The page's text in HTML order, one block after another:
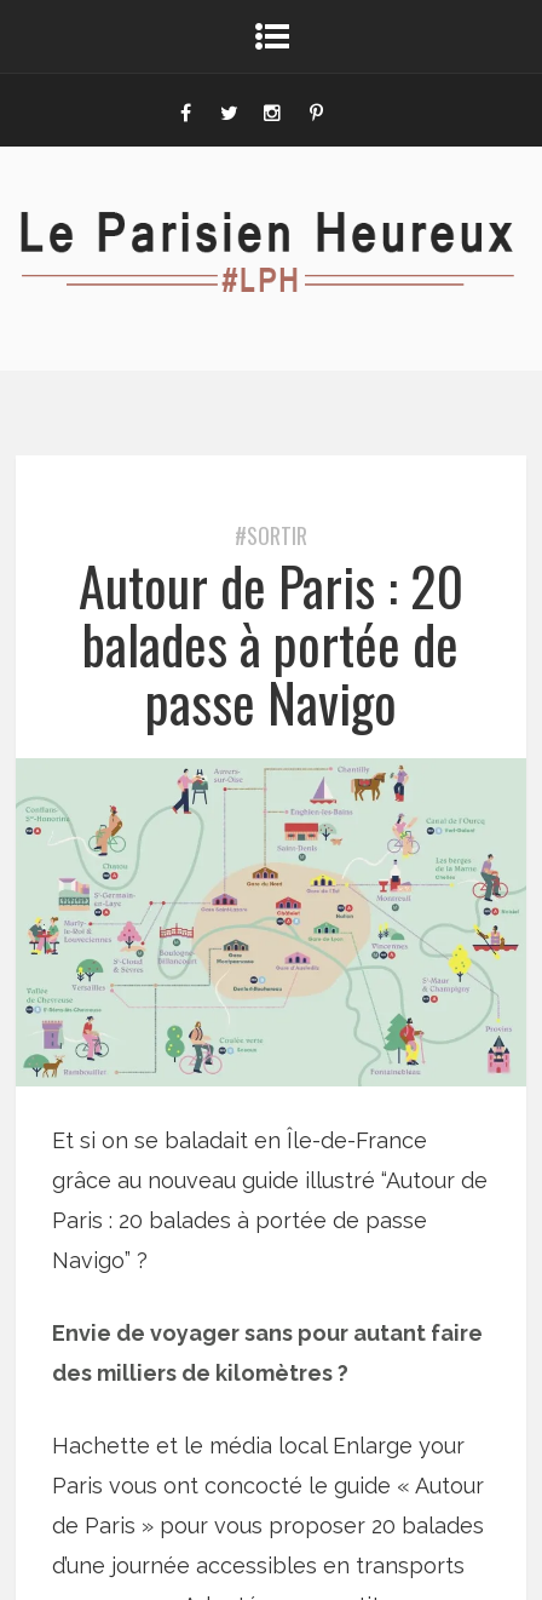
#SORTIR
Autour de Paris : 20
balades à portée de
passe Navigo
Et si on se baladait en Île-de-France
grâce au nouveau guide illustré “Autour de
Paris : 20 balades à portée de passe
Navigo” ?
Envie de voyager sans pour autant faire
des milliers de kilomètres ?
Hachette et le média local Enlarge your
Paris vous ont concocté le guide « Autour
de Paris » pour vous proposer 20 balades
d’une journée accessibles en transports